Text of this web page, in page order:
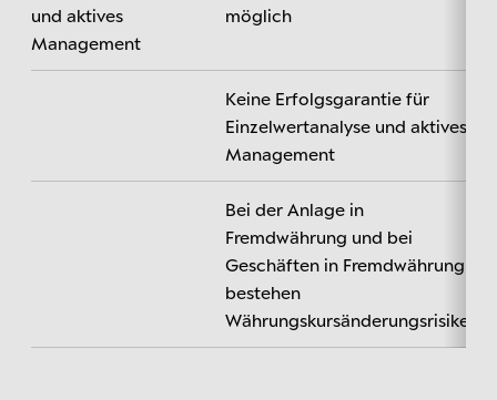
und aktives
Management
möglich
Keine Erfolgsgarantie für
Einzelwertanalyse und aktives
Management
Bei der Anlage in
Fremdwährung und bei
Geschäften in Fremdwährung
bestehen
Währungskursänderungsrisiken